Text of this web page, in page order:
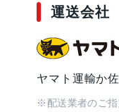
運送会社
ヤマト運輸か
※配送業者のご指